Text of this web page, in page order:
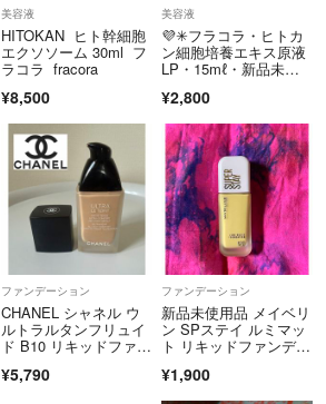
美容液
HITOKAN ヒト幹細胞
エクソソーム 30ml フ
ラコラ fracora
¥8,500
美容液
💜✳︎フラコラ・ヒトカ
ン細胞培養エキス原液
LP・15mℓ・新品未開
¥2,800
ファンデーション
CHANEL シャネル ウ
ルトラルタンフリュイ
ド B10 リキッドファン
¥5,790
ファンデーション
新品未使用品 メイベリ
ン SPステイ ルミマッ
ト リキッドファンデー
¥1,900